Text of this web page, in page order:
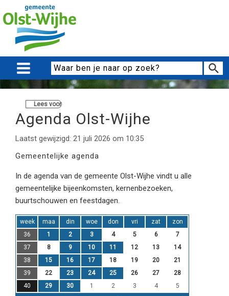
Lees voor
Agenda Olst-Wijhe
Laatst gewijzigd: 21 juli 2026 om 10:35
Gemeentelijke agenda
In de agenda van de gemeente Olst-Wijhe vindt u alle
gemeentelijke bijeenkomsten, kernenbezoeken,
buurtschouwen en feestdagen.
week maa din woe don vri zat
zon
36
1 2 3 4 5 6
7
37
8 9 10 11 12 13
14
38
15 16 17 18 19 20
21
39
22 23 24 25 26 27
28
40
29 30 1 2 3 4 5